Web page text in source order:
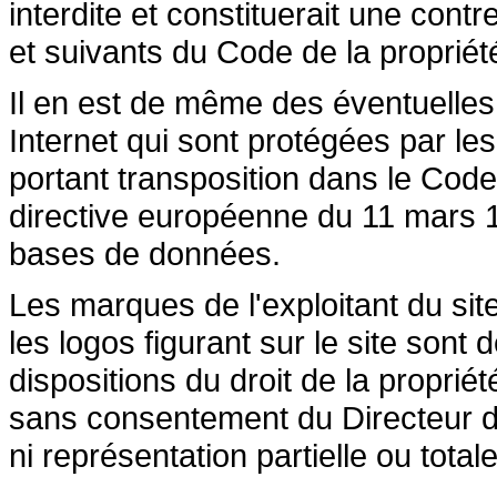
interdite et constituerait une
et suivants du Code de la
Il en est de même des
Internet qui sont protégées par
portant transposition dans le
directive européenne du 11 mars
bases de données.
Les marques de l'exploitant du
les logos figurant sur le site sont
dispositions du droit de la
sans consentement du Directeur
ni représentation partielle ou